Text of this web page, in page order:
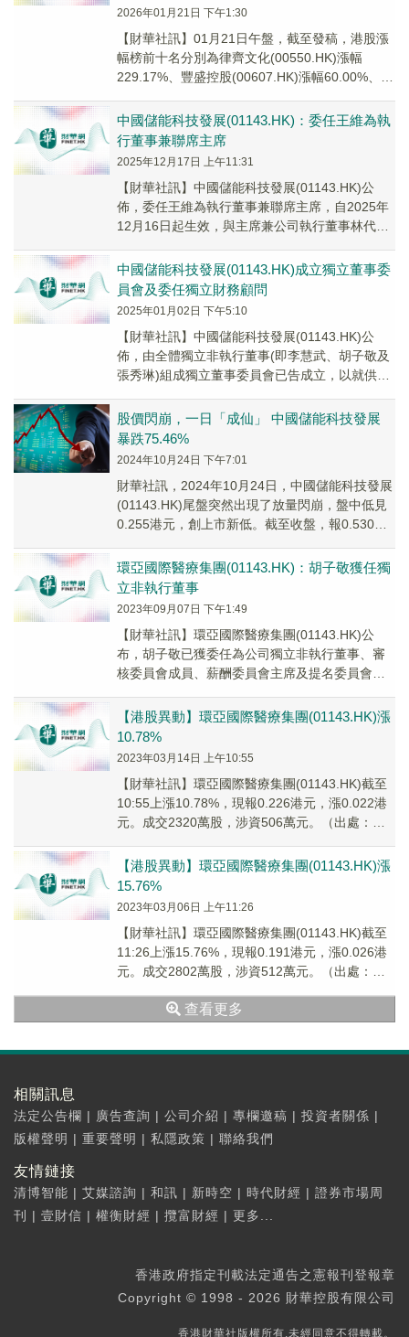
2026年01月21日 下午1:30
【財華社訊】01月21日午盤，截至發稿，港股漲
幅榜前十名分別為律齊文化(00550.HK)漲幅
229.17%、豐盛控股(00607.HK)漲幅60.00%、
中國儲能科技發展(01143.HK)：委任王維為執
行董事兼聯席主席
2025年12月17日 上午11:31
【財華社訊】中國儲能科技發展(01143.HK)公
佈，委任王維為執行董事兼聯席主席，自2025年
12月16日起生效，與主席兼公司執行董事林代聯
中國儲能科技發展(01143.HK)成立獨立董事委
員會及委任獨立財務顧問
2025年01月02日 下午5:10
【財華社訊】中國儲能科技發展(01143.HK)公
佈，由全體獨立非執行董事(即李慧武、胡子敬及
張秀琳)組成獨立董事委員會已告成立，以就供股
股價閃崩，一日「成仙」 中國儲能科技發展
暴跌75.46%
2024年10月24日 下午7:01
財華社訊，2024年10月24日，中國儲能科技發展
(01143.HK)尾盤突然出現了放量閃崩，盤中低見
0.255港元，創上市新低。截至收盤，報0.530港
環亞國際醫療集團(01143.HK)：胡子敬獲任獨
立非執行董事
2023年09月07日 下午1:49
【財華社訊】環亞國際醫療集團(01143.HK)公
布，胡子敬已獲委任為公司獨立非執行董事、審
核委員會成員、薪酬委員會主席及提名委員會成
【港股異動】環亞國際醫療集團(01143.HK)漲
10.78%
2023年03月14日 上午10:55
【財華社訊】環亞國際醫療集團(01143.HK)截至
10:55上漲10.78%，現報0.226港元，漲0.022港
元。成交2320萬股，涉資506萬元。（出處：財
【港股異動】環亞國際醫療集團(01143.HK)漲
15.76%
2023年03月06日 上午11:26
【財華社訊】環亞國際醫療集團(01143.HK)截至
11:26上漲15.76%，現報0.191港元，漲0.026港
元。成交2802萬股，涉資512萬元。（出處：財
查看更多
相關訊息
法定公告欄 | 廣告查詢 | 公司介紹 | 專欄邀稿 | 投資者關係 |
版權聲明 | 重要聲明 | 私隱政策 | 聯絡我們
友情鏈接
清博智能 | 艾媒諮詢 | 和訊 | 新時空 | 時代財經 | 證券市場周
刊
| 壹財信 | 權衡財經 | 攬富財經 | 更多...
香港政府指定刊載法定通告之憲報刊登報章
Copyright © 1998 - 2026 財華控股有限公司
香港財華社版權所有,未經同意不得轉載。